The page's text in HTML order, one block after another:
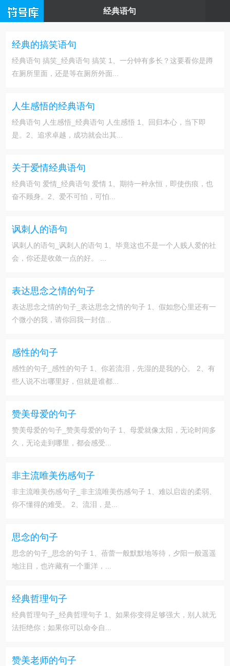
经典语句
经典的搞笑语句
经典语句 搞笑_经典语句 搞笑 1、一分钟有多长？这要看你是蹲
在厕所里面，还是等在厕所外面...
人生感悟的经典语句
经典语句 人生感悟_经典语句 人生感悟 1、回归本心，当下即
是。2、追求卓越，成功就会出其...
关于爱情经典语句
经典语句 爱情_经典语句 爱情 1、期待一种永恒，即使伤痕，也
奋不顾身。2、爱不可怕，可怕...
讽刺人的语句
讽刺人的语句_讽刺人的语句 1、毕竟这也不是一个人贱人爱的社
会，你还是收敛一点的好。 ...
表达思念之情的句子
表达思念之情的句子_表达思念之情的句子 1、假如您心里还有一
个微小的我，请你回我一封信...
感性的句子
感性的句子_感性的句子 1、你若流泪，先湿的是我的心。 2、有
些人说不出哪里好，但就是谁都...
赞美母爱的句子
赞美母爱的句子_赞美母爱的句子 1、母爱就像太阳，无论时间多
久，无论走到哪里，都会感受...
非主流唯美伤感句子
非主流唯美伤感句子_非主流唯美伤感句子 1、难以启齿的柔弱、
你不懂得的难受。 2、流泪，是...
思念的句子
思念的句子_思念的句子 1、蓓蕾一般默默地等待，夕阳一般遥遥
地注目，也许藏有一个重洋，...
经典哲理句子
经典哲理句子_经典哲理句子 1、如果你变得足够强大，别人就无
法拒绝你；如果你可以命令自...
赞美老师的句子